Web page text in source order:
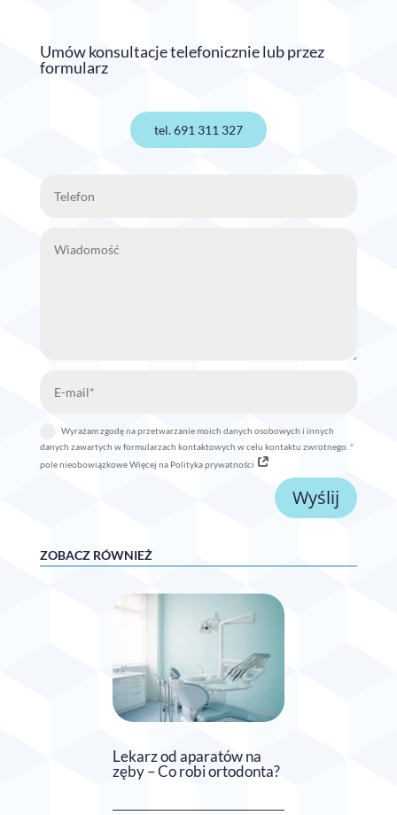
Umów konsultacje telefonicznie lub przez
formularz
tel. 691 311 327
Wyrażam zgodę na przetwarzanie moich danych osobowych i innych
danych zawartych w formularzach kontaktowych w celu kontaktu zwrotnego. *
pole nieobowiązkowe Więcej na Polityka prywatności
Wyślij
ZOBACZ RÓWNIEŻ
Lekarz od aparatów na
zęby – Co robi ortodonta?